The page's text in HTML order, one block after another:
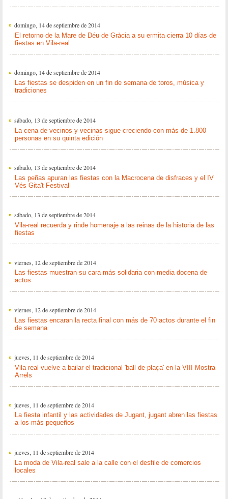
domingo, 14 de septiembre de 2014
El retorno de la Mare de Déu de Gràcia a su ermita cierra 10 días de
fiestas en Vila-real
domingo, 14 de septiembre de 2014
Las fiestas se despiden en un fin de semana de toros, música y
tradiciones
sábado, 13 de septiembre de 2014
La cena de vecinos y vecinas sigue creciendo con más de 1.800
personas en su quinta edición
sábado, 13 de septiembre de 2014
Las peñas apuran las fiestas con la Macrocena de disfraces y el IV
Vés Gita't Festival
sábado, 13 de septiembre de 2014
Vila-real recuerda y rinde homenaje a las reinas de la historia de las
fiestas
viernes, 12 de septiembre de 2014
Las fiestas muestran su cara más solidaria con media docena de
actos
viernes, 12 de septiembre de 2014
Las fiestas encaran la recta final con más de 70 actos durante el fin
de semana
jueves, 11 de septiembre de 2014
Vila-real vuelve a bailar el tradicional 'ball de plaça' en la VIII Mostra
Arrels
jueves, 11 de septiembre de 2014
La fiesta infantil y las actividades de Jugant, jugant abren las fiestas
a los más pequeños
jueves, 11 de septiembre de 2014
La moda de Vila-real sale a la calle con el desfile de comercios
locales